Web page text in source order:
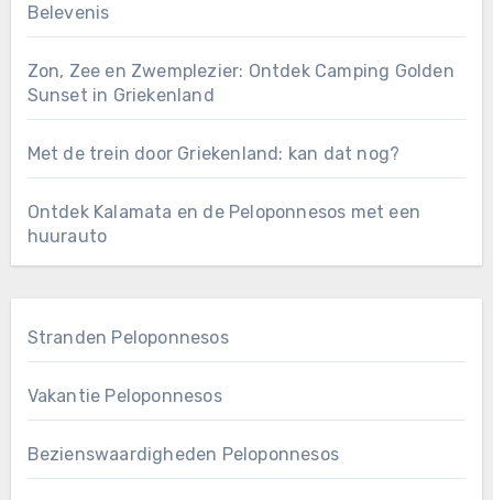
Belevenis
Zon, Zee en Zwemplezier: Ontdek Camping Golden
Sunset in Griekenland
Met de trein door Griekenland: kan dat nog?
Ontdek Kalamata en de Peloponnesos met een
huurauto
Stranden Peloponnesos
Vakantie Peloponnesos
Bezienswaardigheden Peloponnesos